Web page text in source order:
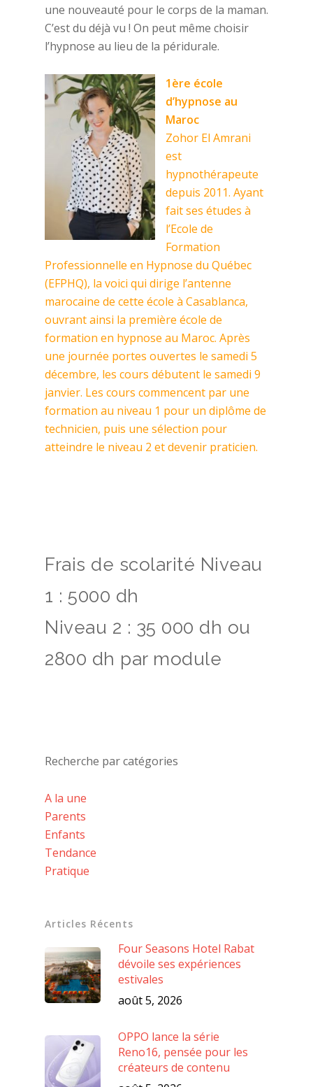
une nouveauté pour le corps de la maman.
C’est du déjà vu ! On peut même choisir
l’hypnose au lieu de la péridurale.
1ère école
d’hypnose au
Maroc
Zohor El Amrani
est
hypnothérapeute
depuis 2011. Ayant
fait ses études à
l’Ecole de
Formation
Professionnelle en Hypnose du Québec
(EFPHQ), la voici qui dirige l’antenne
marocaine de cette école à Casablanca,
ouvrant ainsi la première école de
formation en hypnose au Maroc. Après
une journée portes ouvertes le samedi 5
décembre, les cours débutent le samedi 9
janvier. Les cours commencent par une
formation au niveau 1 pour un diplôme de
technicien, puis une sélection pour
atteindre le niveau 2 et devenir praticien.
Frais de scolarité Niveau
1 : 5000 dh
Niveau 2 : 35 000 dh ou
2800 dh par module
Recherche par catégories
A la une
Parents
Enfants
Tendance
Pratique
Articles Récents
Four Seasons Hotel Rabat
dévoile ses expériences
estivales
août 5, 2026
OPPO lance la série
Reno16, pensée pour les
créateurs de contenu